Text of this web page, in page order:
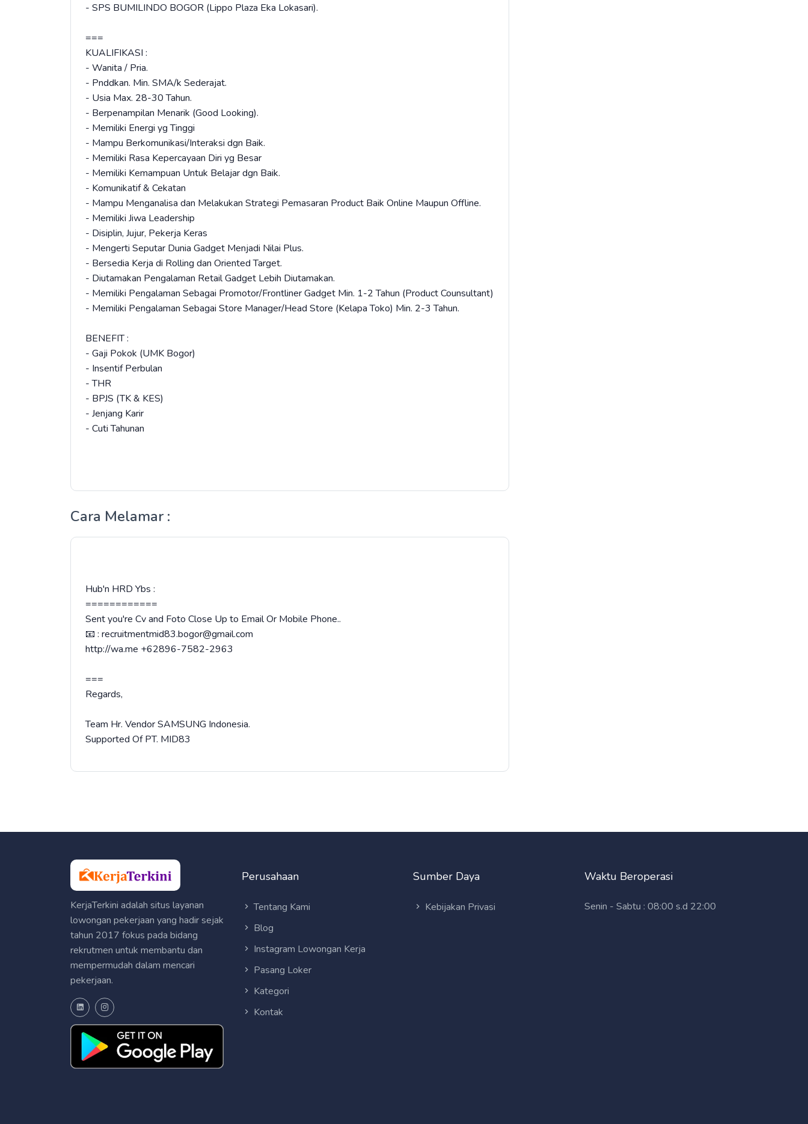
- SPS BUMILINDO BOGOR (Lippo Plaza Eka Lokasari).
===
KUALIFIKASI :
- Wanita / Pria.
- Pnddkan. Min. SMA/k Sederajat.
- Usia Max. 28-30 Tahun.
- Berpenampilan Menarik (Good Looking).
- Memiliki Energi yg Tinggi
- Mampu Berkomunikasi/Interaksi dgn Baik.
- Memiliki Rasa Kepercayaan Diri yg Besar
- Memiliki Kemampuan Untuk Belajar dgn Baik.
- Komunikatif & Cekatan
- Mampu Menganalisa dan Melakukan Strategi Pemasaran Product Baik Online Maupun Offline.
- Memiliki Jiwa Leadership
- Disiplin, Jujur, Pekerja Keras
- Mengerti Seputar Dunia Gadget Menjadi Nilai Plus.
- Bersedia Kerja di Rolling dan Oriented Target.
- Diutamakan Pengalaman Retail Gadget Lebih Diutamakan.
- Memiliki Pengalaman Sebagai Promotor/Frontliner Gadget Min. 1-2 Tahun (Product Counsultant)
- Memiliki Pengalaman Sebagai Store Manager/Head Store (Kelapa Toko) Min. 2-3 Tahun.
BENEFIT :
- Gaji Pokok (UMK Bogor)
- Insentif Perbulan
- THR
- BPJS (TK & KES)
- Jenjang Karir
- Cuti Tahunan
Cara Melamar :
Hub'n HRD Ybs :
============
Sent you're Cv and Foto Close Up to Email Or Mobile Phone..
📧 : recruitmentmid83.bogor@gmail.com
http://wa.me +62896-7582-2963
===
Regards,
Team Hr. Vendor SAMSUNG Indonesia.
Supported Of PT. MID83
KerjaTerkini adalah situs layanan
lowongan pekerjaan yang hadir sejak
tahun 2017 fokus pada bidang
rekrutmen untuk membantu dan
mempermudah dalam mencari
pekerjaan.
Perusahaan
Tentang Kami
Blog
Instagram Lowongan Kerja
Pasang Loker
Kategori
Kontak
Sumber Daya
Kebijakan Privasi
Waktu Beroperasi
Senin - Sabtu : 08:00 s.d 22:00